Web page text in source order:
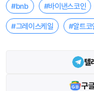
#bnb #바이낸스코인
#그레이스케일 #알트코
텔
구